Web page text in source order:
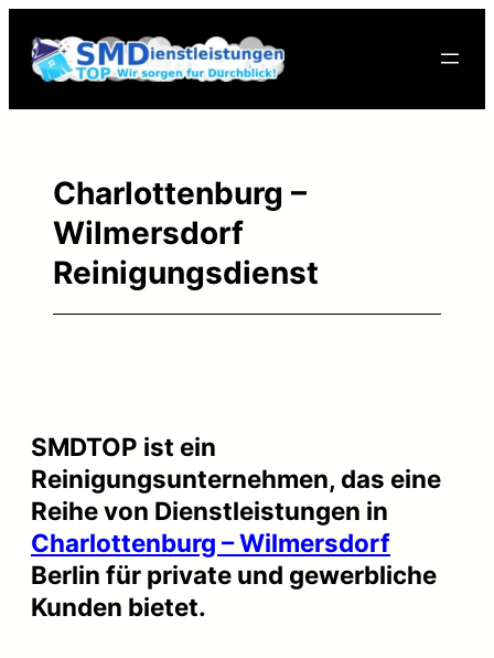
Charlottenburg –
Wilmersdorf
Reinigungsdienst
SMDTOP ist ein
Reinigungsunternehmen, das eine
Reihe von Dienstleistungen in
Charlottenburg – Wilmersdorf
Berlin für private und gewerbliche
Kunden bietet.